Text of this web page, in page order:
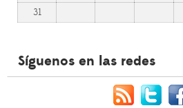
31
Síguenos en las redes